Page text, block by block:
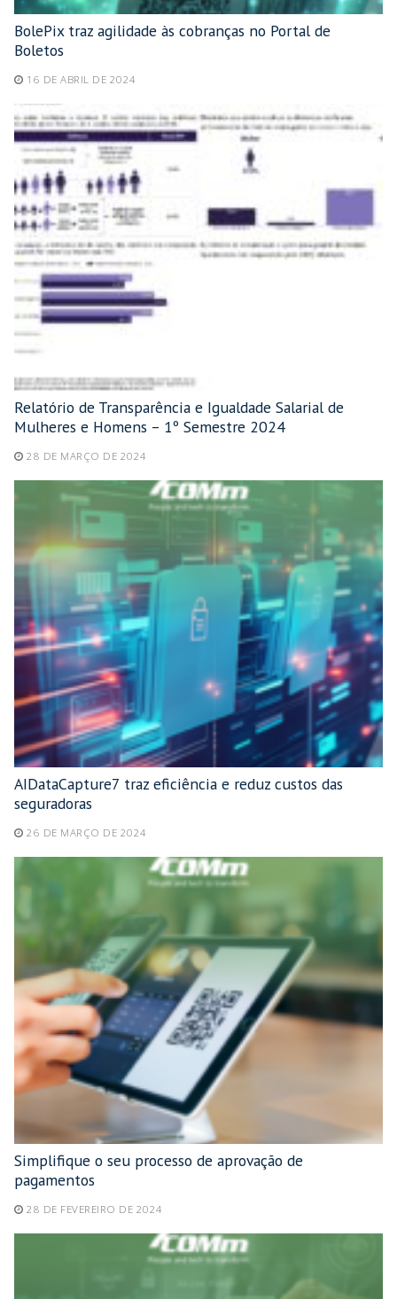
BolePix traz agilidade às cobranças no Portal de
Boletos
16 DE ABRIL DE 2024
Relatório de Transparência e Igualdade Salarial de
Mulheres e Homens – 1º Semestre 2024
28 DE MARÇO DE 2024
AIDataCapture7 traz eficiência e reduz custos das
seguradoras
26 DE MARÇO DE 2024
Simplifique o seu processo de aprovação de
pagamentos
28 DE FEVEREIRO DE 2024